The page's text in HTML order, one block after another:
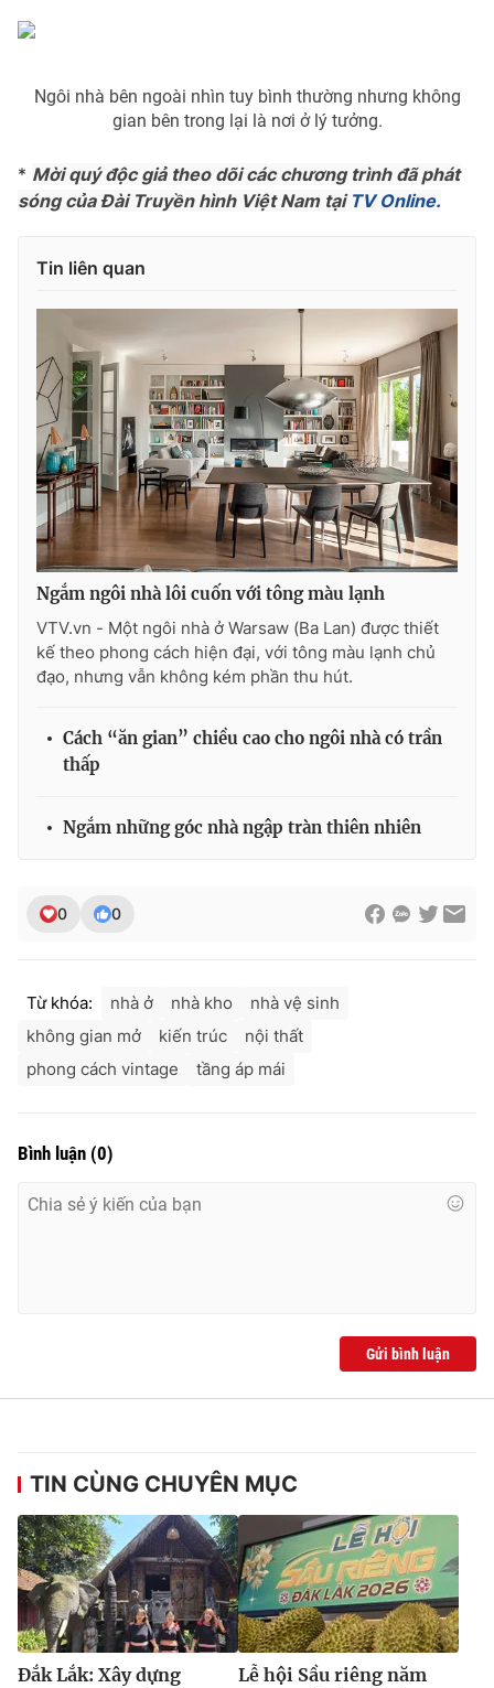
Ngôi nhà bên ngoài nhìn tuy bình thường nhưng không
gian bên trong lại là nơi ở lý tưởng.
* Mời quý độc giả theo dõi các chương trình đã phát
sóng của Đài Truyền hình Việt Nam tạiTV Online.
Tin liên quan
Ngắm ngôi nhà lôi cuốn với tông màu lạnh
VTV.vn - Một ngôi nhà ở Warsaw (Ba Lan) được thiết
kế theo phong cách hiện đại, với tông màu lạnh chủ
đạo, nhưng vẫn không kém phần thu hút.
Cách “ăn gian” chiều cao cho ngôi nhà có trần
thấp
Ngắm những góc nhà ngập tràn thiên nhiên
0 0
Từ khóa: nhà ở nhà kho
nhà vệ sinh
không gian mở
kiến trúc
nội thất
phong cách vintage
tầng áp mái
Bình luận (0)
Gửi bình luận
TIN CÙNG CHUYÊN MỤC
Đắk Lắk: Xây dựng
Lễ hội Sầu riêng năm